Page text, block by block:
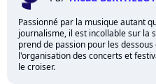
Passionné par la musique autant
journalisme, il est incollable sur la
prend de passion pour les
l'organisation des concerts et
le croiser.